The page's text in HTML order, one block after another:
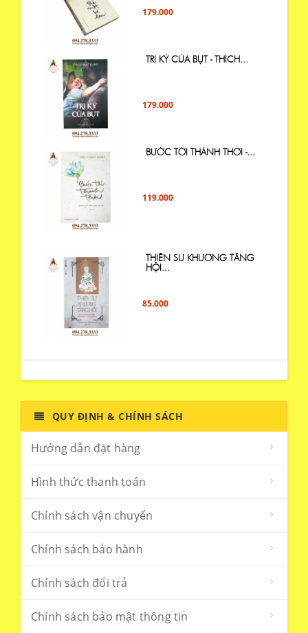
179.000
TRI KỶ CỦA BỤT - THÍCH...
179.000
BƯỚC TỚI THẢNH THƠI -...
119.000
THIỀN SƯ KHƯƠNG TĂNG
HỘI...
85.000
QUY ĐỊNH & CHÍNH SÁCH
Hướng dẫn đặt hàng
Hình thức thanh toán
Chính sách vận chuyển
Chính sách bảo hành
Chính sách đổi trả
Chính sách bảo mật thông tin